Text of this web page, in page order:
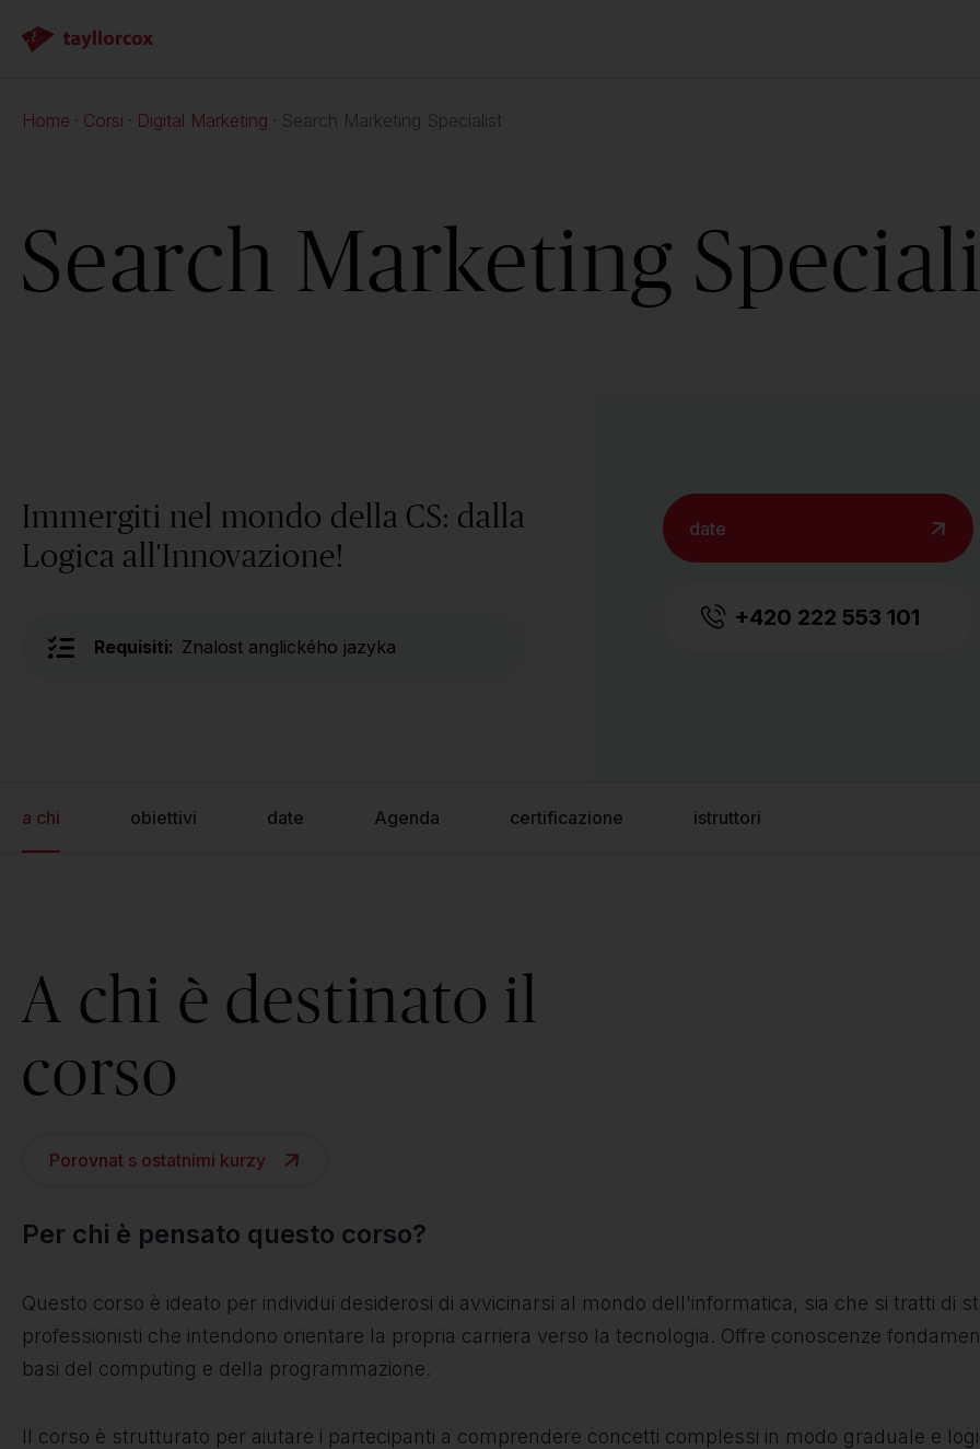
Home Corsi Digital Marketing Search Marketing Specialist
Search Marketing
Immergiti nel mondo della CS: dalla
Logica all'Innovazione!
Requisiti: Znalost anglického jazyka
date
+420 222 553 101
a chi obiettivi date Agenda certificazione istruttori
A chi è destinato il
corso
Porovnat s ostatními kurzy
Per chi è pensato questo corso?
Questo corso è ideato per individui desiderosi di avvicinarsi al mondo dell'informatica, sia che si tratti di
professionisti che intendono orientare la propria carriera verso la tecnologia. Offre conoscenze
basi del computing e della programmazione.
Il corso è strutturato per aiutare i partecipanti a comprendere concetti complessi in modo graduale e